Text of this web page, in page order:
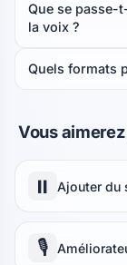
Que se passe-
la voix ?
Quels formats
Vous
⏸️ Ajouter du
🎙️